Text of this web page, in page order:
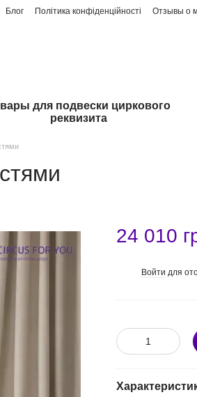
Блог Політика конфіденційності Отзывы о
для подвески циркового
реквизита
24 010
Войти для